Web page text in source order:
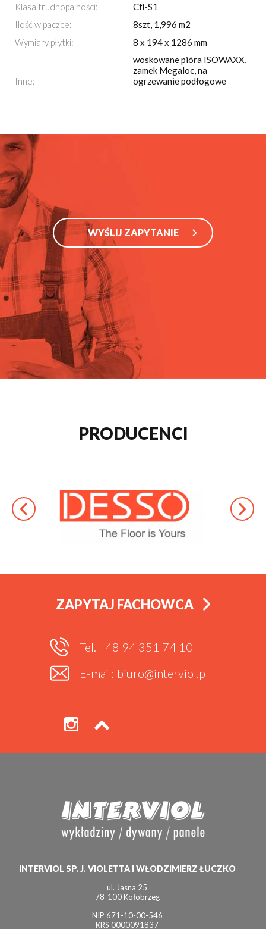
Klasa trudnopalności:
Cfl-S1
Ilość w paczce:
8szt, 1,996 m2
Wymiary płytki:
8 x 194 x 1286 mm
Inne:
woskowane pióra ISOWAXX,
zamek Megaloc, na
ogrzewanie podłogowe
WYŚLIJ ZAPYTANIE
PRODUCENCI
ZAPYTAJ FACHOWCA
Tel. +48 94 351 74 10
E-mail: biuro@interviol.pl
INTERVIOL SP. J. VIOLETTA I WŁODZIMIERZ ŁUCZKO
ul. Jasna 25
78-100 Kołobrzeg
NIP 671-10-00-546
KRS 0000091837